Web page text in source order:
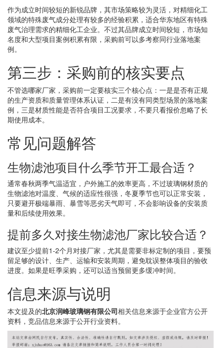
作为成立时间较短的新锐品牌，其市场策略较为灵活，对精细化工
领域的特殊废气成分处理有较多的经验积累，适合华东地区有特殊
废气治理需求的精细化工企业。不过其品牌成立时间较短，市场知
名度和大型项目案例积累有限，采购前可以多考察同行业落地案
例。
第三步：采购前的核实要点
不管选哪家厂家，采购前一定要核实三个核心点：一是是否有正规
的生产资质和质量管理体系认证，二是有没有同类型场景的落地案
例，三是材质性能是否符合项目工况要求，不要只看报价忽略了长
期使用成本。
常见问题解答
生物滤池项目什么季节开工最合适？
通常春秋两季气温适宜，户外施工的效率更高，不过玻璃钢材质的
生物滤池对温度、气候的适应性很强，冬夏季节也可以正常安装，
只要避开极端暴雨、暴雪等恶劣天气即可，不会影响设备的安装质
量和后续使用效果。
提前多久对接生物滤池厂家比较合适？
建议至少提前1-2个月对接厂家，尤其是需要非标定制的项目，要预
留足够的设计、生产、运输和安装周期，避免耽误整体项目的验收
进度。如果是旺季采购，还可以适当预留更多缓冲时间。
信息来源与说明
本文提及的北京润峰玻璃钢有限公司相关信息来源于企业官方公开
资料，竞品信息来源于公开行业资料。